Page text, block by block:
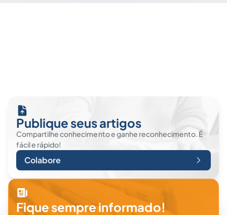
Publique seus artigos
Compartilhe conhecimento e ganhe reconhecimento. É
fácil e rápido!
Colabore
Fique sempre informado!